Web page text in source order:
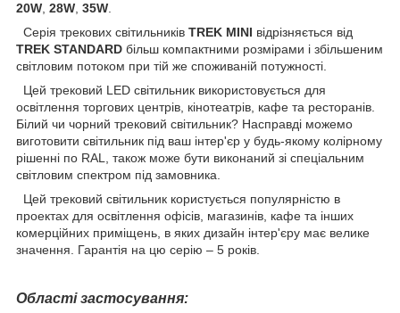
20W 28W 35W
Серія трекових світильників TREK MINI відрізняється від
TREK STANDARD більш компактними розмірами і збільшеним
світловим потоком при тій же споживаній потужності.
Цей трековий LED світильник використовується для
освітлення торгових центрів, кінотеатрів, кафе та ресторанів.
Білий чи чорний трековий світильник? Насправді можемо
виготовити світильник під ваш інтер'єр у будь-якому колірному
рішенні по RAL, також може бути виконаний зі спеціальним
світловим спектром під замовника.
Цей трековий світильник користується популярністю в
проектах для освітлення офісів, магазинів, кафе та інших
комерційних приміщень, в яких дизайн інтер'єру має велике
значення. Гарантія на цю серію – 5 років.
Області застосування: